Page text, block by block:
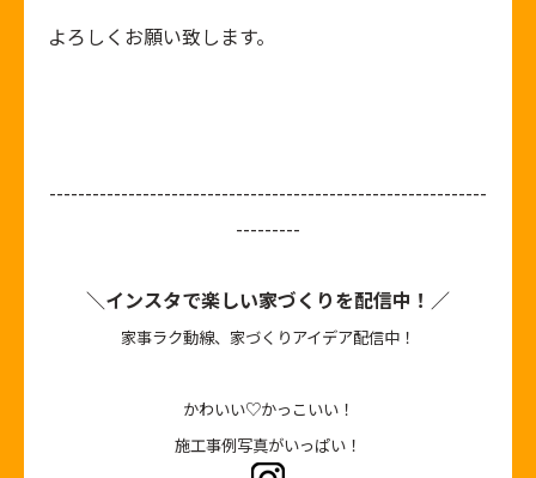
よろしくお願い致します。
-------------------------------------------------------------
---------
＼インスタで楽しい家づくりを配信中！／
家事ラク動線、家づくりアイデア配信中！
かわいい♡かっこいい！
施工事例写真がいっぱい！